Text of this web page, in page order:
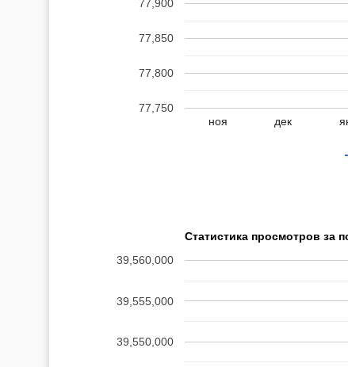
ноя дек
77,750
77,800
77,850
77,900
Статистика просмотров за
39,550,000
39,555,000
39,560,000